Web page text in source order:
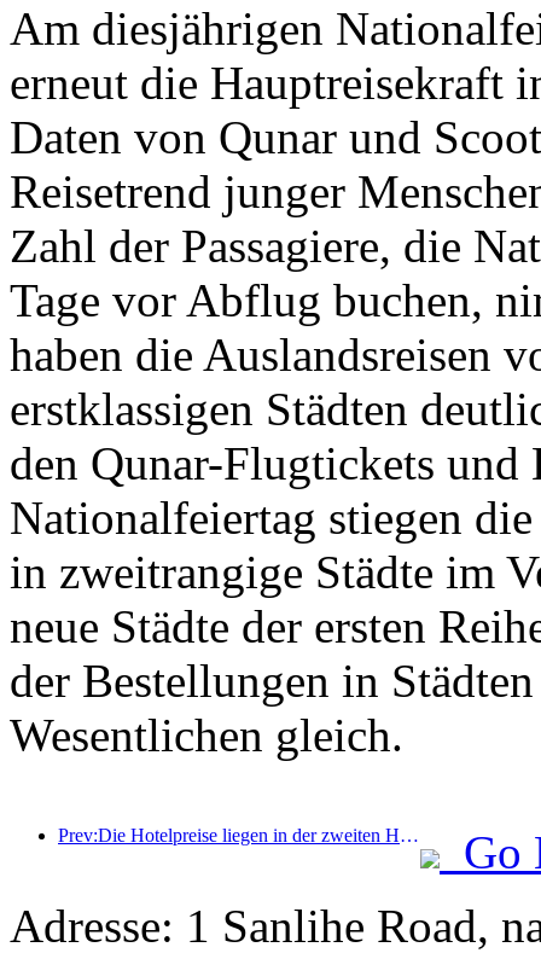
Am diesjährigen
erneut die Hauptreisekraft
Daten von Qunar und
Reisetrend junger
Zahl der Passagiere, die
Tage vor Abflug buchen,
haben die Auslandsreisen
erstklassigen Städten
den Qunar-Flugtickets und
Nationalfeiertag stiegen
in zweitrangige Städte im
neue Städte der ersten
der Bestellungen in
Wesentlichen gleich.
Prev:Die Hotelpreise liegen in der zweiten Hälfte des Nationalfeiertags auf Feiertagstiefstständen
Go
Adresse: 1 Sanlihe Road,